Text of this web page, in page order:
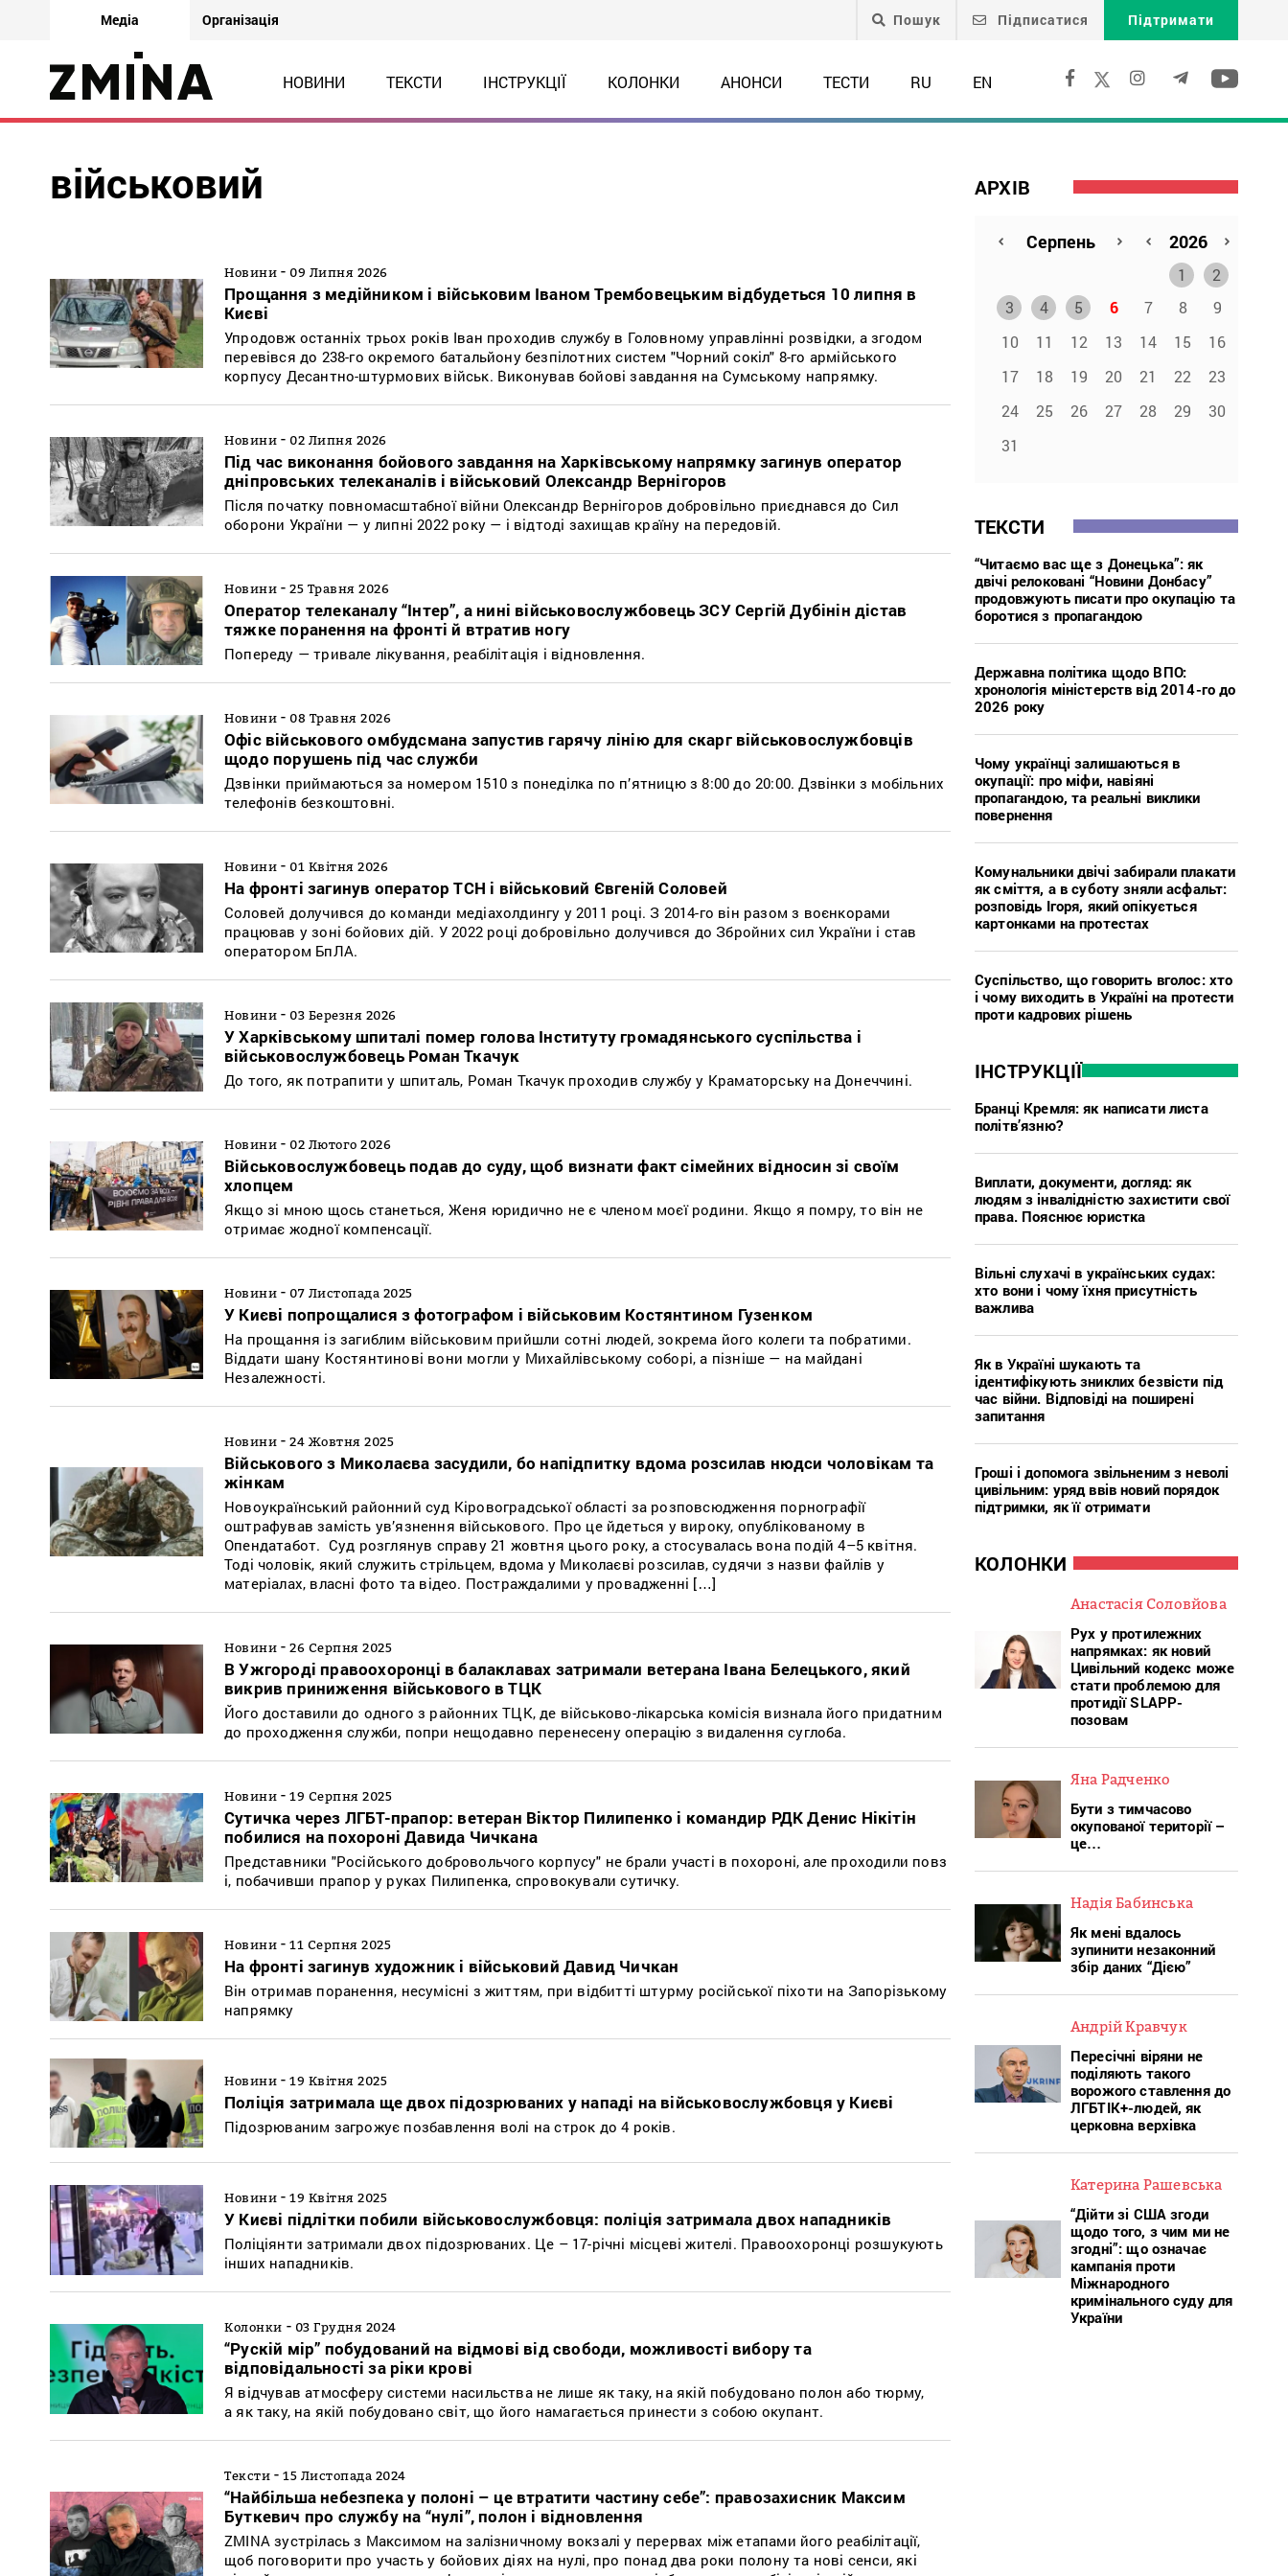
Медіа Організація Пошук Підписатися Підтримати
НОВИНИ ТЕКСТИ ІНСТРУКЦІЇ КОЛОНКИ АНОНСИ ТЕСТИ RU EN
військовий
Новини - 09 Липня 2026
Прощання з медійником і військовим Іваном Трембовецьким відбудеться 10 липня в
Києві
Упродовж останніх трьох років Іван проходив службу в Головному управлінні розвідки, а згодом
перевівся до 238-го окремого батальйону безпілотних систем "Чорний сокіл" 8-го армійського
корпусу Десантно-штурмових військ. Виконував бойові завдання на Сумському напрямку.
Новини - 02 Липня 2026
Під час виконання бойового завдання на Харківському напрямку загинув оператор
дніпровських телеканалів і військовий Олександр Вернігоров
Після початку повномасштабної війни Олександр Вернігоров добровільно приєднався до Сил
оборони України — у липні 2022 року — і відтоді захищав країну на передовій.
Новини - 25 Травня 2026
Оператор телеканалу “Інтер”, а нині військовослужбовець ЗСУ Сергій Дубінін дістав
тяжке поранення на фронті й втратив ногу
Попереду — тривале лікування, реабілітація і відновлення.
Новини - 08 Травня 2026
Офіс військового омбудсмана запустив гарячу лінію для скарг військовослужбовців
щодо порушень під час служби
Дзвінки приймаються за номером 1510 з понеділка по п’ятницю з 8:00 до 20:00. Дзвінки з мобільних
телефонів безкоштовні.
Новини - 01 Квітня 2026
На фронті загинув оператор ТСН і військовий Євгеній Соловей
Соловей долучився до команди медіахолдингу у 2011 році. З 2014-го він разом з воєнкорами
працював у зоні бойових дій. У 2022 році добровільно долучився до Збройних сил України і став
оператором БпЛА.
Новини - 03 Березня 2026
У Харківському шпиталі помер голова Інституту громадянського суспільства і
військовослужбовець Роман Ткачук
До того, як потрапити у шпиталь, Роман Ткачук проходив службу у Краматорську на Донеччині.
Новини - 02 Лютого 2026
Військовослужбовець подав до суду, щоб визнати факт сімейних відносин зі своїм
хлопцем
Якщо зі мною щось станеться, Женя юридично не є членом моєї родини. Якщо я помру, то він не
отримає жодної компенсації.
Новини - 07 Листопада 2025
У Києві попрощалися з фотографом і військовим Костянтином Гузенком
На прощання із загиблим військовим прийшли сотні людей, зокрема його колеги та побратими.
Віддати шану Костянтинові вони могли у Михайлівському соборі, а пізніше — на майдані
Незалежності.
Новини - 24 Жовтня 2025
Військового з Миколаєва засудили, бо напідпитку вдома розсилав нюдси чоловікам та
жінкам
Новоукраїнський районний суд Кіровоградської області за розповсюдження порнографії
оштрафував замість ув’язнення військового. Про це йдеться у вироку, опублікованому в
Опендатабот. Суд розглянув справу 21 жовтня цього року, а стосувалась вона подій 4–5 квітня.
Тоді чоловік, який служить стрільцем, вдома у Миколаєві розсилав, судячи з назви файлів у
матеріалах, власні фото та відео. Постраждалими у провадженні […]
Новини - 26 Серпня 2025
В Ужгороді правоохоронці в балаклавах затримали ветерана Івана Белецького, який
викрив приниження військового в ТЦК
Його доставили до одного з районних ТЦК, де військово-лікарська комісія визнала його придатним
до проходження служби, попри нещодавно перенесену операцію з видалення суглоба.
Новини - 19 Серпня 2025
Сутичка через ЛГБТ-прапор: ветеран Віктор Пилипенко і командир РДК Денис Нікітін
побилися на похороні Давида Чичкана
Представники "Російського добровольчого корпусу" не брали участі в похороні, але проходили повз
і, побачивши прапор у руках Пилипенка, спровокували сутичку.
Новини - 11 Серпня 2025
На фронті загинув художник і військовий Давид Чичкан
Він отримав поранення, несумісні з життям, при відбитті штурму російської піхоти на Запорізькому
напрямку
Новини - 19 Квітня 2025
Поліція затримала ще двох підозрюваних у нападі на військовослужбовця у Києві
Підозрюваним загрожує позбавлення волі на строк до 4 років.
Новини - 19 Квітня 2025
У Києві підлітки побили військовослужбовця: поліція затримала двох нападників
Поліціянти затримали двох підозрюваних. Це – 17-річні місцеві жителі. Правоохоронці розшукують
інших нападників.
Колонки - 03 Грудня 2024
“Рускій мір” побудований на відмові від свободи, можливості вибору та
відповідальності за ріки крові
Я відчував атмосферу системи насильства не лише як таку, на якій побудовано полон або тюрму,
а як таку, на якій побудовано світ, що його намагається принести з собою окупант.
Тексти - 15 Листопада 2024
“Найбільша небезпека у полоні – це втратити частину себе”: правозахисник Максим
Буткевич про службу на “нулі”, полон і відновлення
ZMINA зустрілась з Максимом на залізничному вокзалі у перервах між етапами його реабілітації,
щоб поговорити про участь у бойових діях на нулі, про понад два роки полону та нові сенси, які
АРХІВ
1
2
3
4 5 6 7 8
9
10
11 12 13 14 15
16
17
18 19 20 21 22
23
24
25 26 27 28 29
30
31
ТЕКСТИ
“Читаємо вас ще з Донецька”: як
двічі релоковані “Новини Донбасу”
продовжують писати про окупацію та
боротися з пропагандою
Державна політика щодо ВПО:
хронологія міністерств від 2014-го до
2026 року
Чому українці залишаються в
окупації: про міфи, навіяні
пропагандою, та реальні виклики
повернення
Комунальники двічі забирали плакати
як сміття, а в суботу зняли асфальт:
розповідь Ігоря, який опікується
картонками на протестах
Суспільство, що говорить вголос: хто
і чому виходить в Україні на протести
проти кадрових рішень
ІНСТРУКЦІЇ
Бранці Кремля: як написати листа
політв’язню?
Виплати, документи, догляд: як
людям з інвалідністю захистити свої
права. Пояснює юристка
Вільні слухачі в українських судах:
хто вони і чому їхня присутність
важлива
Як в Україні шукають та
ідентифікують зниклих безвісти під
час війни. Відповіді на поширені
запитання
Гроші і допомога звільненим з неволі
цивільним: уряд ввів новий порядок
підтримки, як її отримати
КОЛОНКИ
Анастасія Соловйова
Рух у протилежних
напрямках: як новий
Цивільний кодекс може
стати проблемою для
протидії SLAPP-
позовам
Яна Радченко
Бути з тимчасово
окупованої території –
це…
Надія Бабинська
Як мені вдалось
зупинити незаконний
збір даних “Дією”
Андрій Кравчук
Пересічні віряни не
поділяють такого
ворожого ставлення до
ЛГБТІК+-людей, як
церковна верхівка
Катерина Рашевська
“Дійти зі США згоди
щодо того, з чим ми не
згодні”: що означає
кампанія проти
Міжнародного
кримінального суду для
України